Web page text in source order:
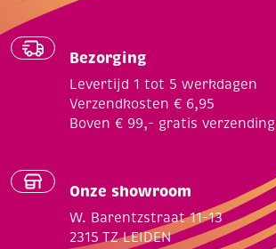
Bezorging
Levertijd 1 tot 5 werkdagen
Verzendkosten € 6,95
Boven € 99,- gratis verzending
Onze showroom
W. Barentzstraat 11-13
2315 TZ LEIDEN